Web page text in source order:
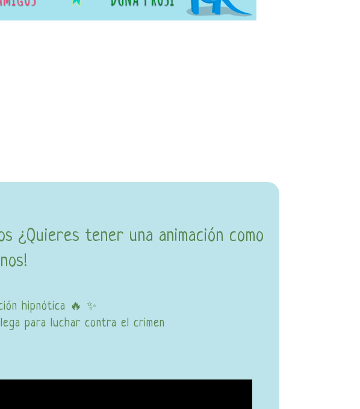
¿Quieres tener una animación como
hipnótica 🔥 ✨
para luchar contra el crimen